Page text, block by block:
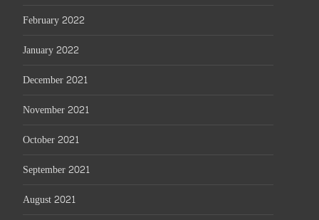
February 2022
January 2022
December 2021
November 2021
October 2021
September 2021
August 2021